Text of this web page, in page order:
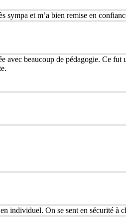
et m’a bien remise en
avec beaucoup de pédagogie. Ce
On se sent en sécurité à